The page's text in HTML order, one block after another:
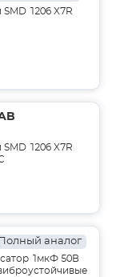
1206 X7R
1206 X7R
Полный аналог
1мкФ 50В